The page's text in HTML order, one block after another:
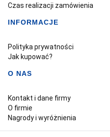
Czas realizacji zamówienia
INFORMACJE
Polityka prywatności
Jak kupować?
O NAS
Kontakt i dane firmy
O firmie
Nagrody i wyróżnienia